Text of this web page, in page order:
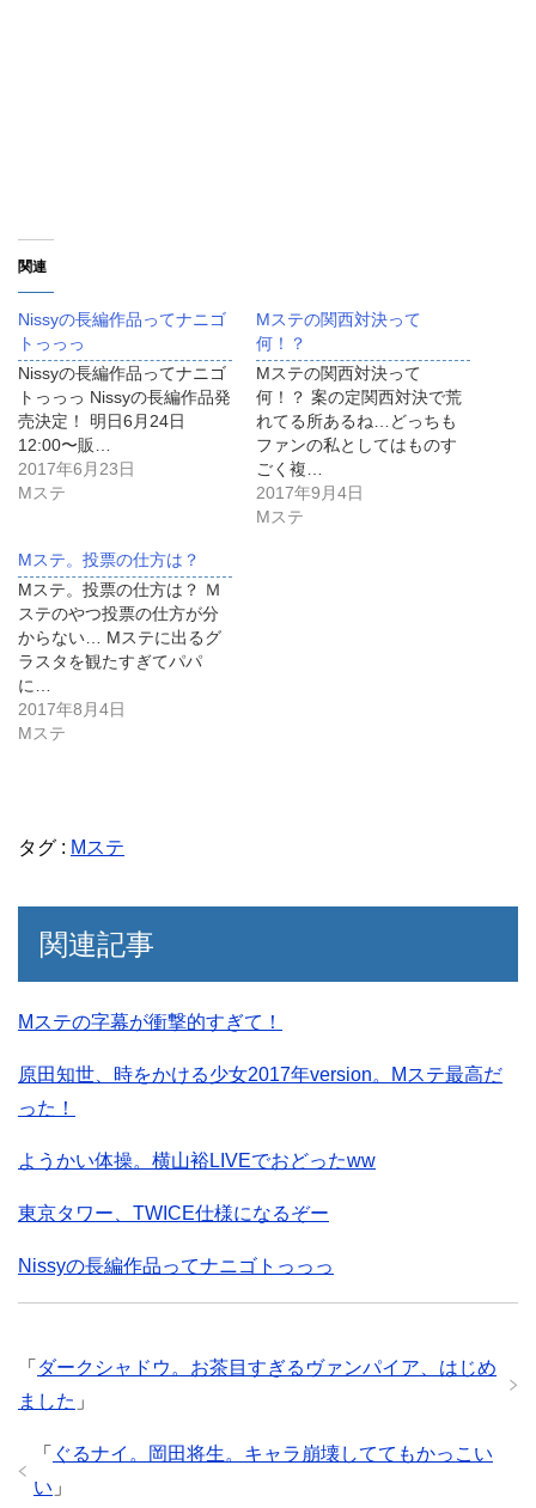
関連
Nissyの長編作品ってナニゴ
トっっっ
Nissyの長編作品ってナニゴ
トっっっ Nissyの長編作品発
売決定！ 明日6月24日
12:00〜販…
2017年6月23日
Mステ
Mステの関西対決って
何！？
Mステの関西対決って
何！？ 案の定関西対決で荒
れてる所あるね…どっちも
ファンの私としてはものす
ごく複…
2017年9月4日
Mステ
Mステ。投票の仕方は？
Mステ。投票の仕方は？ Ｍ
ステのやつ投票の仕方が分
からない… Mステに出るグ
ラスタを観たすぎてパパ
に…
2017年8月4日
Mステ
タグ : Mステ
関連記事
Mステの字幕が衝撃的すぎて！
原田知世、時をかける少女2017年version。Mステ最高だ
った！
ようかい体操。横山裕LIVEでおどったww
東京タワー、TWICE仕様になるぞー
Nissyの長編作品ってナニゴトっっっ
「 ダークシャドウ。お茶目すぎるヴァンパイア、はじめ
ました 」
「 ぐるナイ。岡田将生。キャラ崩壊しててもかっこい
い 」